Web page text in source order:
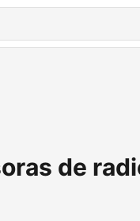
de